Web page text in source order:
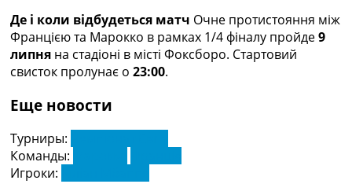
Таблиця АПЛ
Таблиця Ла Ліги
Таблиця Ліги Чемпіонів
Всі таблиці >>>
Рейтинг країн УЄФА
Телепрограма
Де і коли відбудеться матч Очне протистояння між
Францією та Марокко в рамках 1/4 фіналу пройде9
липня на стадіоні в місті Фоксборо. Стартовий
свисток пролунає о 23:00.
Еще новости
Турниры:
Команды:
Игроки: